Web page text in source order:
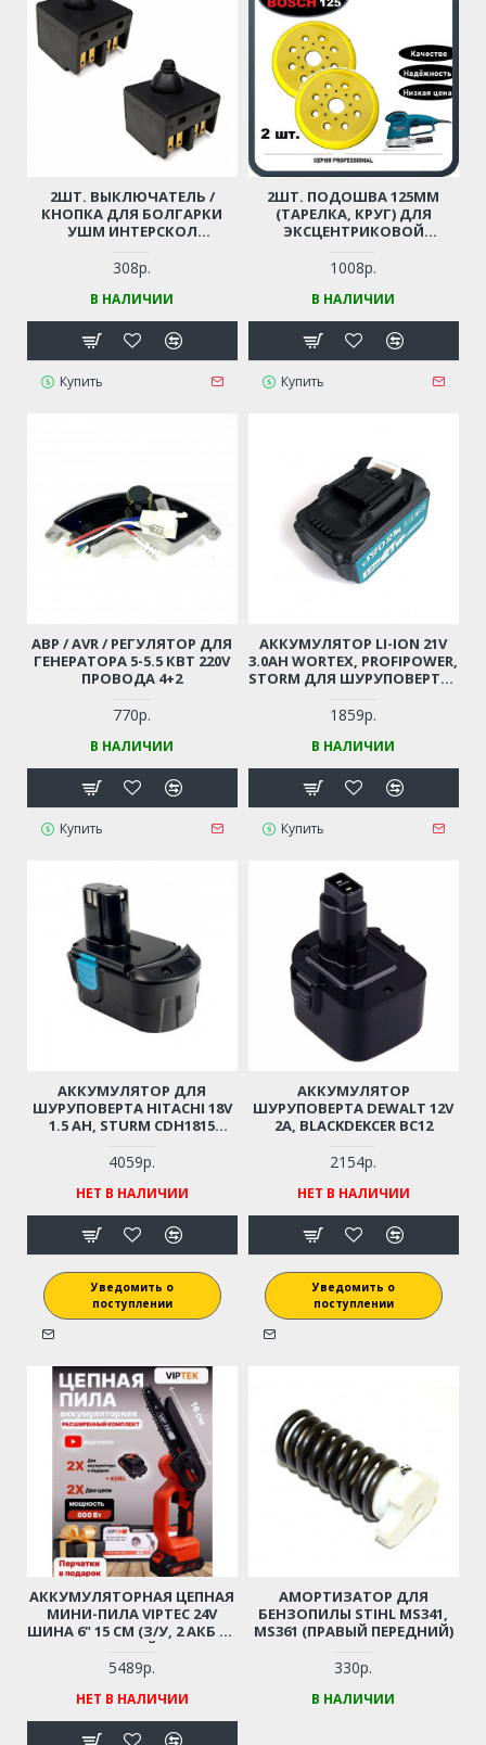
2ШТ. ВЫКЛЮЧАТЕЛЬ /
КНОПКА ДЛЯ БОЛГАРКИ
УШМ ИНТЕРСКОЛ
УШМ-125/1100Э, MAKITA 125,
BOSCH 780, 850 И ПР.
308р.
В НАЛИЧИИ
Купить
2ШТ. ПОДОШВА 125ММ
(ТАРЕЛКА, КРУГ) ДЛЯ
ЭКСЦЕНТРИКОВОЙ
GEX125 8 КРЕПЛЕНИЙ / 8
ОТВЕРСТИЙ
1008р.
В НАЛИЧИИ
Купить
АВР / AVR / РЕГУЛЯТОР ДЛЯ
ГЕНЕРАТОРА 5-5.5 КВТ 220V
ПРОВОДА 4+2
770р.
В НАЛИЧИИ
Купить
АККУМУЛЯТОР LI-ION 21V
3.0AH WORTEX, PROFIPOWER,
STORM ДЛЯ ШУРУПОВЕРТА /
1859р.
В НАЛИЧИИ
Купить
АККУМУЛЯТОР ДЛЯ
ШУРУПОВЕРТА HITACHI 18V
1.5 AH, STURM CDH1815
4059р.
НЕТ В НАЛИЧИИ
Уведомить о
поступлении
АККУМУЛЯТОР
ШУРУПОВЕРТА DEWALT 12V
2A, BLACKDEKCER BC12
2154р.
НЕТ В НАЛИЧИИ
Уведомить о
поступлении
АККУМУЛЯТОРНАЯ ЦЕПНАЯ
МИНИ-ПИЛА VIPTEC 24V
ШИНА 6" 15 СМ (З/У, 2 АКБ LI-
ION, КЕЙС)
5489р.
НЕТ В НАЛИЧИИ
АМОРТИЗАТОР ДЛЯ
БЕНЗОПИЛЫ STIHL MS341,
MS361 (ПРАВЫЙ ПЕРЕДНИЙ)
330р.
В НАЛИЧИИ